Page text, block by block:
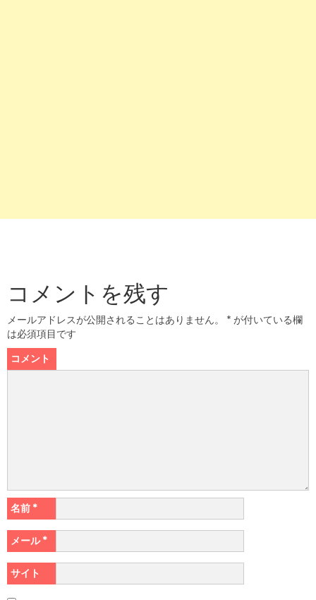
コメントを残す
メールアドレスが公開されることはありません。 * が付いている欄
は必須項目です
コメント
名前 *
メール*
サイト